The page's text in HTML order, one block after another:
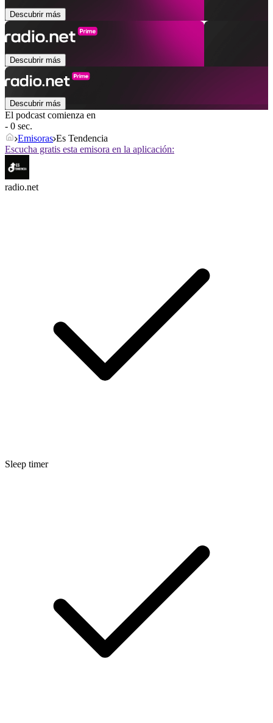
Descubrir más
Descubrir más
Descubrir más
El podcast comienza en
- 0 sec.
Emisoras Es Tendencia
Escucha gratis esta emisora en la aplicación:
radio.net
Sleep timer